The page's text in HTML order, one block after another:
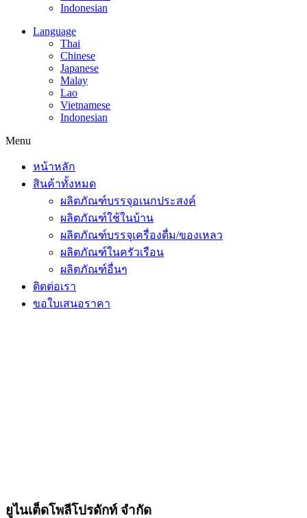
Indonesian
Language
Thai
Chinese
Japanese
Malay
Lao
Vietnamese
Indonesian
Menu
หน้าหลัก
สินค้าทั้งหมด
ผลิตภัณฑ์บรรจุอเนกประสงค์
ผลิตภัณฑ์ใช้ในบ้าน
ผลิตภัณฑ์บรรจุเครื่องดื่ม/ของเหลว
ผลิตภัณฑ์ในครัวเรือน
ผลิตภัณฑ์อื่นๆ
ติดต่อเรา
ขอใบเสนอราคา
ยูไนเต็ดโพลีโปรดักท์ จำกัด